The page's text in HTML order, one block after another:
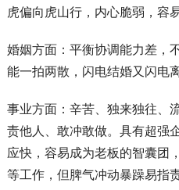
虎偏向虎山行，内心脆弱，容
婚姻方面：平衡协调能力差，
能一拍两散，闪电结婚又闪电离
事业方面：辛苦、独来独往、
责他人、敢冲敢做。具有超强
应快，容易成为老板的智囊团
等工作，但脾气冲动暴躁易指